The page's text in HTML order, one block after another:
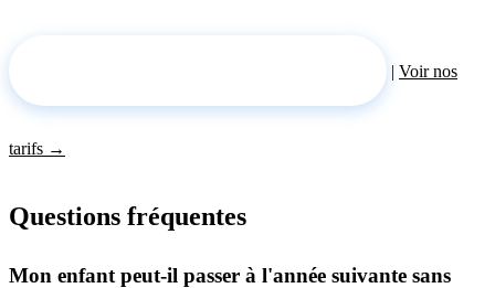
| Voir nos
tarifs →
Questions fréquentes
Mon enfant peut-il passer à l'année suivante sans